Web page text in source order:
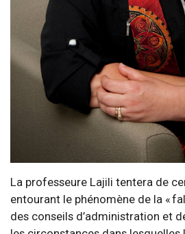
La professeure Lajili tentera de
entourant le phénomène de la «
des conseils d’administration et